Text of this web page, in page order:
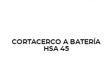
CORTACERCO A BATERÍA
HSA 45